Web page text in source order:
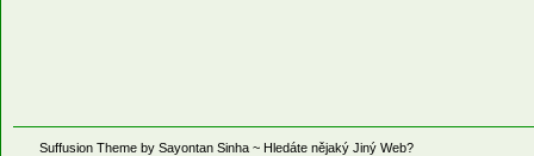
Suffusion Theme by Sayontan Sinha ~ Hledáte nějaký Jiný Web?